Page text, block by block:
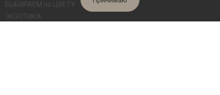
ВЫБИРАЕМ по ЦВЕТУ
ЭКЗОТИКА